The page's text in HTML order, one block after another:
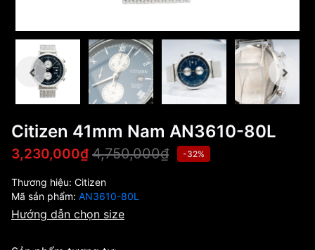
Citizen 41mm Nam AN3610-80L
3,230,000₫ 4,750,000₫ -32%
Thương hiệu: Citizen
Mã sản phẩm: AN3610-80L
Hướng dẫn chọn size